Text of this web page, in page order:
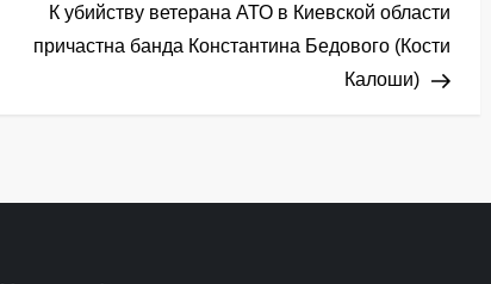
запис
К убийству ветерана АТО в Киевской области
причастна банда Константина Бедового (Кости
Калоши)